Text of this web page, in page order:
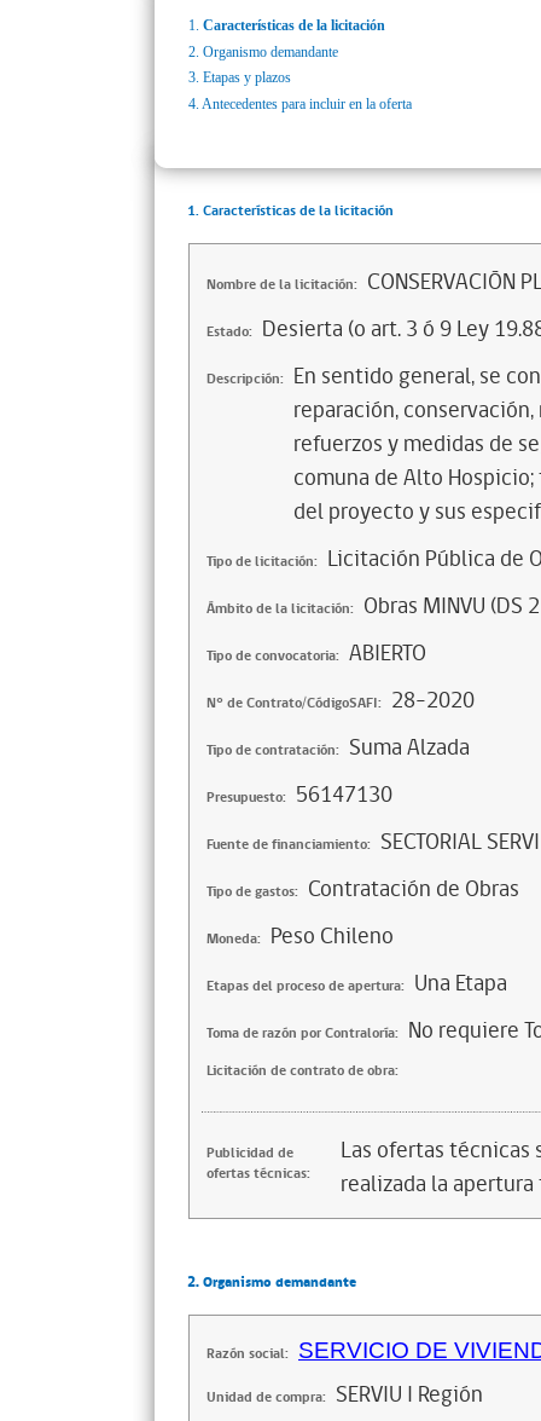
1. Características de la licitación
2. Organismo demandante
3. Etapas y plazos
4. Antecedentes para incluir en la oferta
1. Características de la licitación
Nombre de la licitación: CONSERVACIÓN
Estado: Desierta (o art. 3 ó 9 Ley
Descripción: En sentido general, se
reparación,
refuerzos y medidas de
comuna de Alto
del proyecto y sus
Tipo de licitación: Licitación Pública de
Ámbito de la licitación: Obras MINVU (DS
Tipo de convocatoria: ABIERTO
N° de Contrato/CódigoSAFI: 28-2020
Tipo de contratación: Suma Alzada
Presupuesto: 56147130
Fuente de financiamiento: SECTORIAL
Tipo de gastos: Contratación de Obras
Moneda: Peso Chileno
Etapas del proceso de apertura: Una Etapa
Toma de razón por Contraloría: No requiere
Licitación de contrato de obra:
Publicidad de
ofertas técnicas:
Las ofertas
realizada la
2. Organismo demandante
Razón social: SERVICIO DE
Unidad de compra: SERVIU I Región